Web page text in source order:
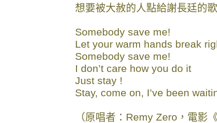
想要被大赦的人點給謝長廷的
Somebody save me!
Let your warm hands break
Somebody save me!
I don’t care how you do it
Just stay !
Stay, come on, I’ve been
（原唱者：Remy Zero，電影